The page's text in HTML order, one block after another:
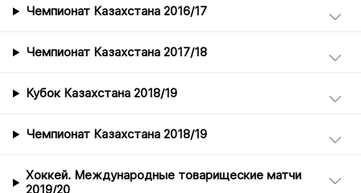
Чемпионат Казахстана 2016/17
Чемпионат Казахстана 2017/18
Кубок Казахстана 2018/19
Чемпионат Казахстана 2018/19
Хоккей. Международные товарищеские матчи
2019/20